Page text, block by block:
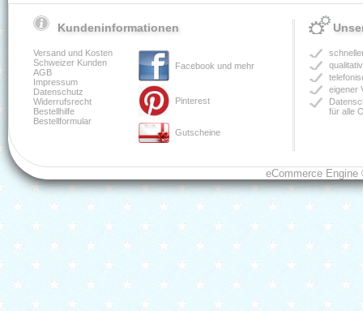
Kundeninformationen
Versand und Kosten
Schweizer Kunden
AGB
Impressum
Datenschutz
Widerrufsrecht
Bestellhilfe
Bestellformular
Facebook und mehr
Pinterest
Gutscheine
eigener
für alle
eCommerce